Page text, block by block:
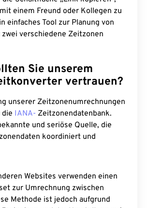
einem Freund oder Kollegen zu
einfaches Tool zur Planung von
verschiedene Zeitzonen
Sie unserem
vertrauen?
unserer Zeitzonenumrechnungen
die IANA- Zeitzonendatenbank.
und seriöse Quelle, die
koordiniert und
Websites verwenden einen
zur Umrechnung zwischen
Methode ist jedoch aufgrund